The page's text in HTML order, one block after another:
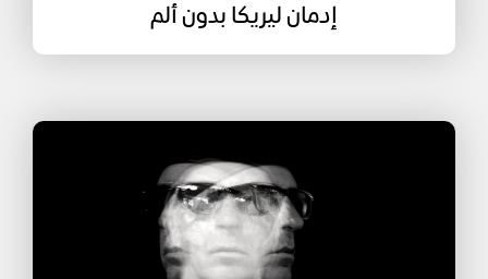
إدمان ليريكا بدون ألم